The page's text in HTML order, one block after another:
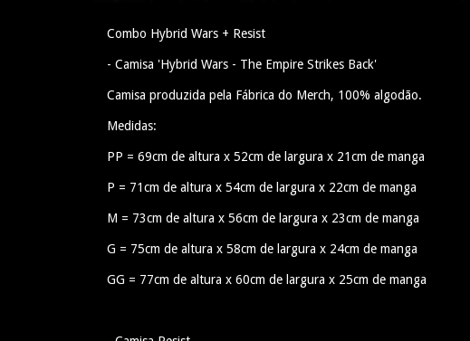
Combo Hybrid Wars + Resist
- Camisa 'Hybrid Wars - The Empire Strikes Back'
Camisa produzida pela Fábrica do Merch, 100% algodão.
Medidas:
PP = 69cm de altura x 52cm de largura x 21cm de manga
P = 71cm de altura x 54cm de largura x 22cm de manga
M = 73cm de altura x 56cm de largura x 23cm de manga
G = 75cm de altura x 58cm de largura x 24cm de manga
GG = 77cm de altura x 60cm de largura x 25cm de manga